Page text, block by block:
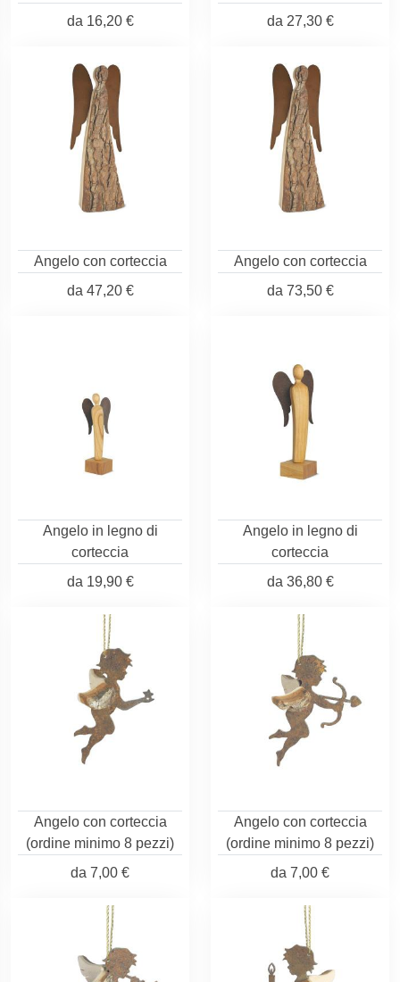
da 16,20 €
da 27,30 €
Angelo con corteccia
da 47,20 €
Angelo con corteccia
da 73,50 €
Angelo in legno di
corteccia
da 19,90 €
Angelo in legno di
corteccia
da 36,80 €
Angelo con corteccia
(ordine minimo 8 pezzi)
da 7,00 €
Angelo con corteccia
(ordine minimo 8 pezzi)
da 7,00 €